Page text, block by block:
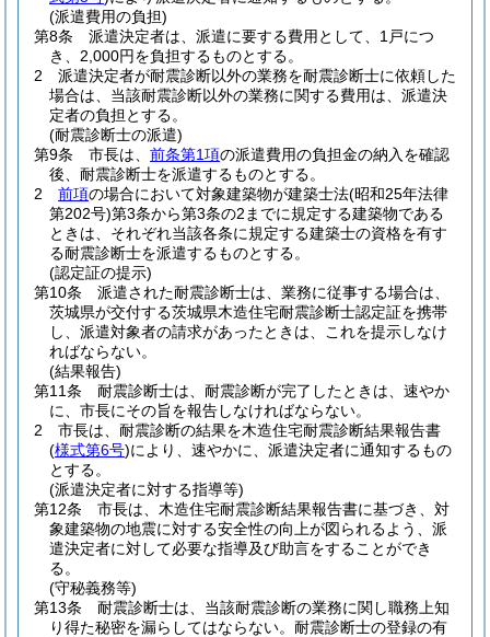
(派遣費用の負担)
第8条
派遣決定者は、派遣に要する費用として、1戸につ
き、2,000円を負担するものとする。
2
派遣決定者が耐震診断以外の業務を耐震診断士に依頼した
場合は、当該耐震診断以外の業務に関する費用は、派遣決
定者の負担とする。
(耐震診断士の派遣)
第9条
市長は、 前条第1項の派遣費用の負担金の納入を確認
後、耐震診断士を派遣するものとする。
2
前項の場合において対象建築物が建築士法(昭和25年法律
第202号)第3条から第3条の2までに規定する建築物である
ときは、それぞれ当該各条に規定する建築士の資格を有す
る耐震診断士を派遣するものとする。
(認定証の提示)
第10条
派遣された耐震診断士は、業務に従事する場合は、
茨城県が交付する茨城県木造住宅耐震診断士認定証を携帯
し、派遣対象者の請求があったときは、これを提示しなけ
ればならない。
(結果報告)
第11条
耐震診断士は、耐震診断が完了したときは、速やか
に、市長にその旨を報告しなければならない。
2
市長は、耐震診断の結果を木造住宅耐震診断結果報告書
(様式第6号)により、速やかに、派遣決定者に通知するもの
とする。
(派遣決定者に対する指導等)
第12条
市長は、木造住宅耐震診断結果報告書に基づき、対
象建築物の地震に対する安全性の向上が図られるよう、派
遣決定者に対して必要な指導及び助言をすることができ
る。
(守秘義務等)
第13条
耐震診断士は、当該耐震診断の業務に関し職務上知
り得た秘密を漏らしてはならない。 耐震診断士の登録の有